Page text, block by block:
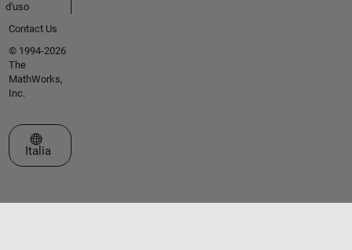
d'uso
Contact Us
© 1994-2026
The
MathWorks,
Inc.
Seleziona un sito web
Italia